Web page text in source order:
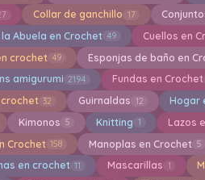
Collar de ganchillo 17
Abuela en Crochet 49 Cuellos en
crochet 49 Esponjas de baño en
amigurumi 2194 Fundas en Crochet
crochet 32 Guirnaldas 12 Hogar
Kimonos 5 Knitting 1 Lazos
Crochet 158 Manoplas en Crochet 5
en crochet 11 Mascarillas 1